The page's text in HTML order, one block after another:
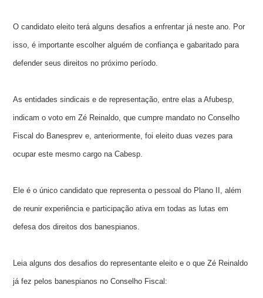
O candidato eleito terá alguns desafios a enfrentar já neste ano. Por
isso, é importante escolher alguém de confiança e gabaritado para
defender seus direitos no próximo período.
As entidades sindicais e de representação, entre elas a Afubesp,
indicam o voto em Zé Reinaldo, que cumpre mandato no Conselho
Fiscal do Banesprev e, anteriormente, foi eleito duas vezes para
ocupar este mesmo cargo na Cabesp.
Ele é o único candidato que representa o pessoal do Plano II, além
de reunir experiência e participação ativa em todas as lutas em
defesa dos direitos dos banespianos.
Leia alguns dos desafios do representante eleito e o que Zé Reinaldo
já fez pelos banespianos no Conselho Fiscal: